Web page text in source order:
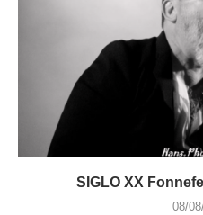
SIGLO XX
08/